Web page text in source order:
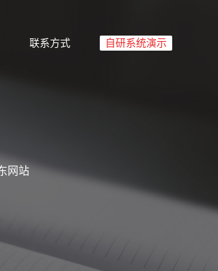
联系方式 自研系统演示
网站